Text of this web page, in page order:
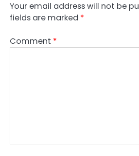
Your email address will not be
fields are marked *
Comment *